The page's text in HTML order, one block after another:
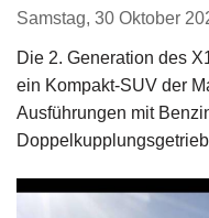
Samstag, 30 Oktober
Die 2. Generation des
ein Kompakt-SUV der
Ausführungen mit